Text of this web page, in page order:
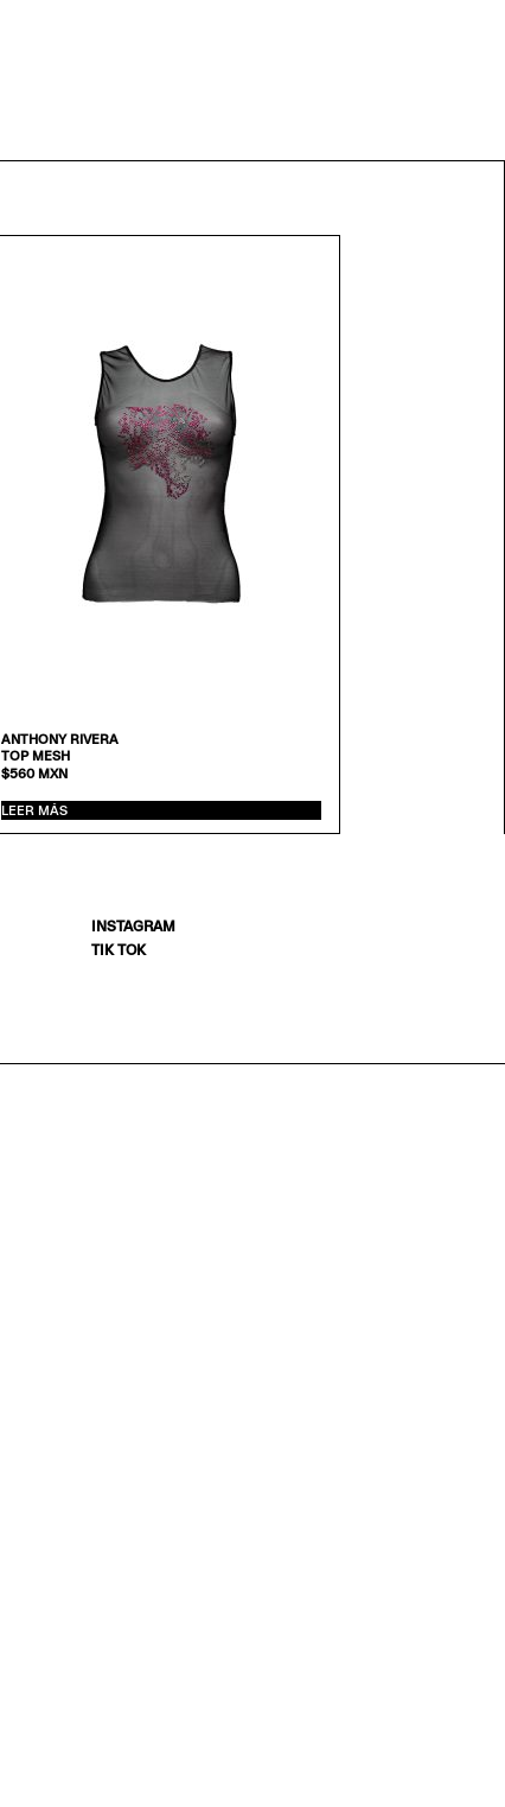
ANTHONY RIVERA
TOP MESH
$560MXN
LEER MÁS
INSTAGRAM
TIK TOK